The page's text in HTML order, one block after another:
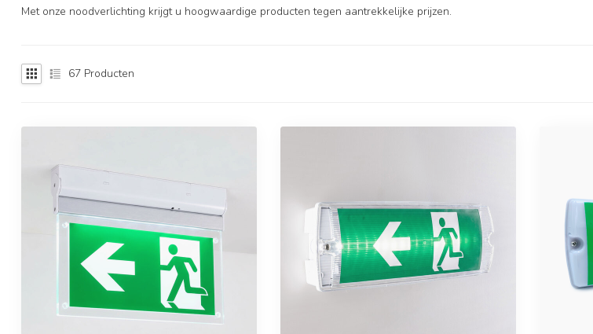
Met onze noodverlichting krijgt u hoogwaardige producten tegen aantrekkelijke prijzen.
67 Producten